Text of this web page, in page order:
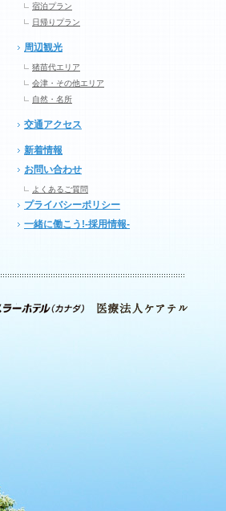
宿泊プラン
日帰りプラン
周辺観光
猪苗代エリア
会津・その他エリア
自然・名所
交通アクセス
新着情報
お問い合わせ
よくあるご質問
プライバシーポリシー
一緒に働こう!-採用情報-